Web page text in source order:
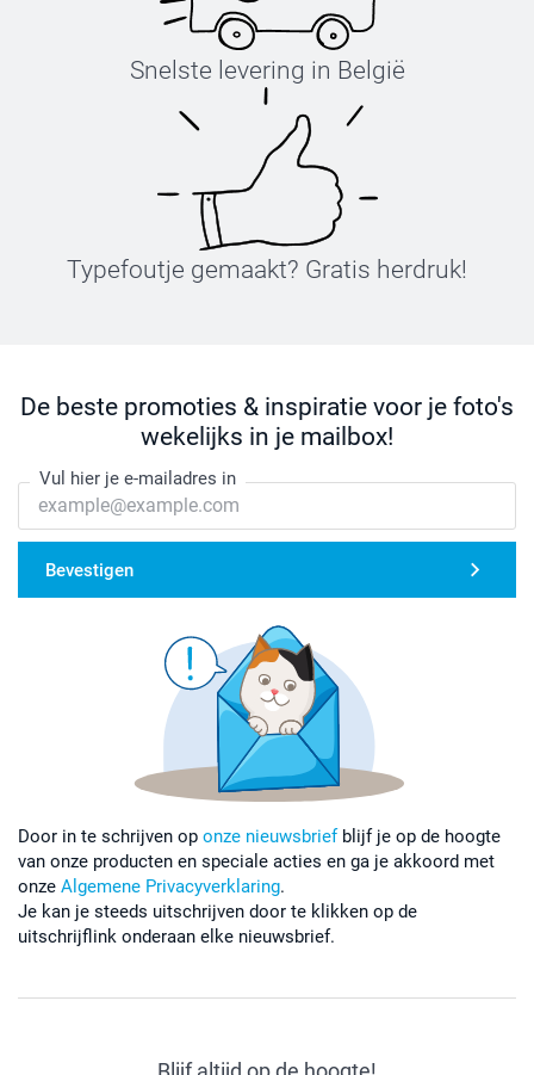
Snelste levering in België
Typefoutje gemaakt? Gratis herdruk!
De beste promoties & inspiratie voor je foto's
wekelijks in je mailbox!
Vul hier je e-mailadres in
Bevestigen
Door in te schrijven op onze nieuwsbriefblijf je op de hoogte
van onze producten en speciale acties en ga je akkoord met
onze Algemene Privacyverklaring.
Je kan je steeds uitschrijven door te klikken op de
uitschrijflink onderaan elke nieuwsbrief.